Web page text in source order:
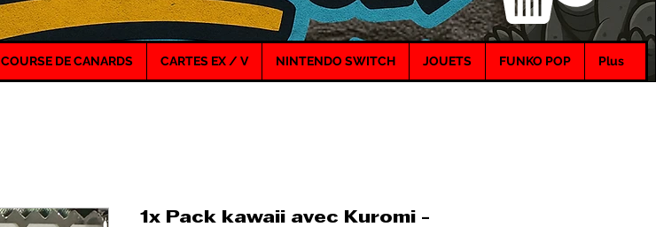
COURSE DE CANARDS CARTES EX / V NINTENDO SWITCH JOUETS FUNKO POP Plus
1x Pack kawaii avec Kuromi -